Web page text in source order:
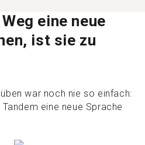
eine neue
ist sie zu
war noch nie so einfach:
eine neue Sprache